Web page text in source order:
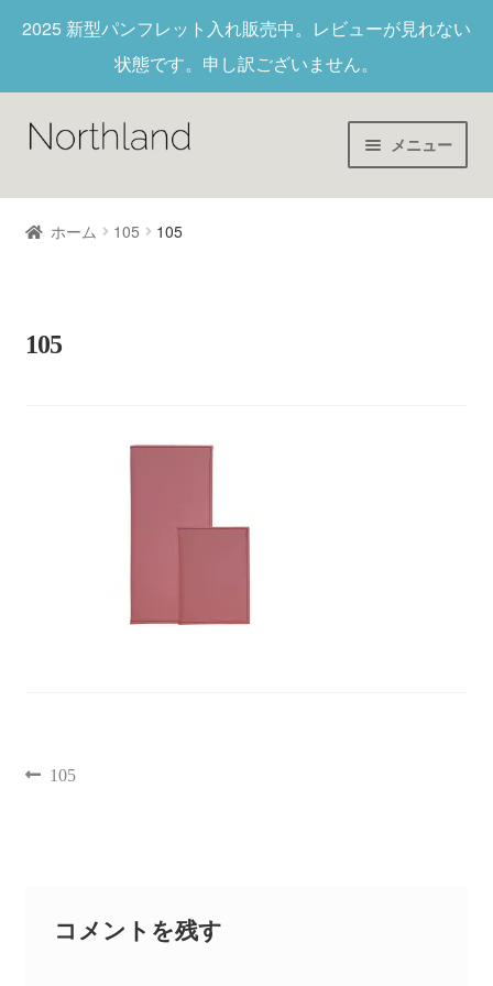
2025 新型パンフレット入れ販売中。レビューが見れない
状態です。申し訳ございません。
メニュー
Home
ヌメ革
お買い物カゴ
ホーム 105 105
105
105
コメントを残す